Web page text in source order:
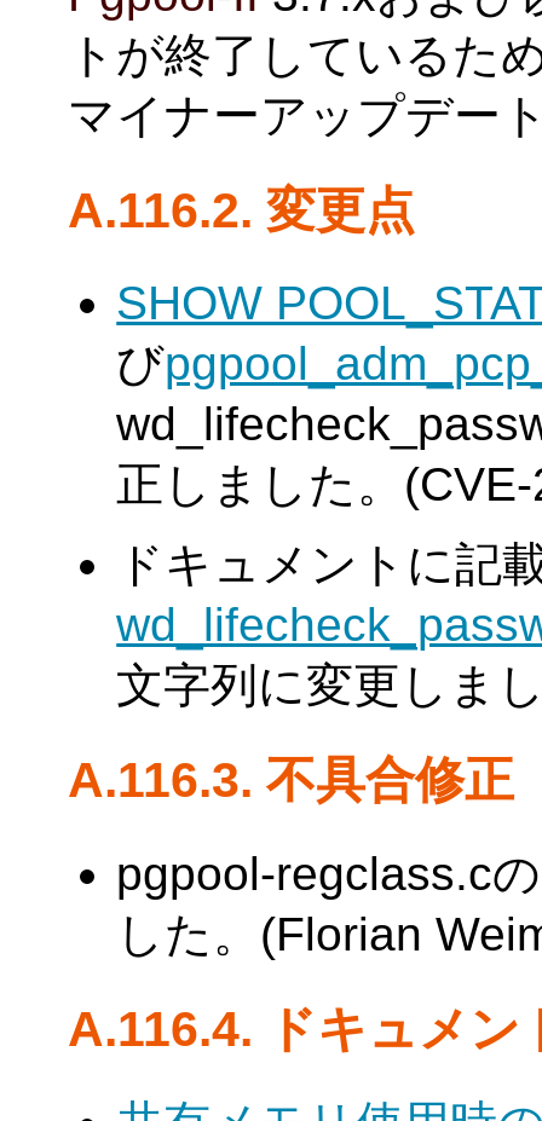
トが終了しているた
マイナーアップデー
A.116.2. 変更点
SHOW
び
正しました。
ドキュメントに記
文字列に変更しま
A.116.3. 不具合修正
pgpool-regclass.c
した。(Florian
A.116.4. ドキュメン